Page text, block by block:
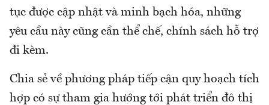
tục được cập nhật và minh bạch hóa, những
yêu cầu này cũng cần thể chế, chính sách hỗ trợ
đi kèm.
Chia sẻ về phương pháp tiếp cận quy hoạch tích
hợp có sự tham gia hướng tới phát triển đô thị